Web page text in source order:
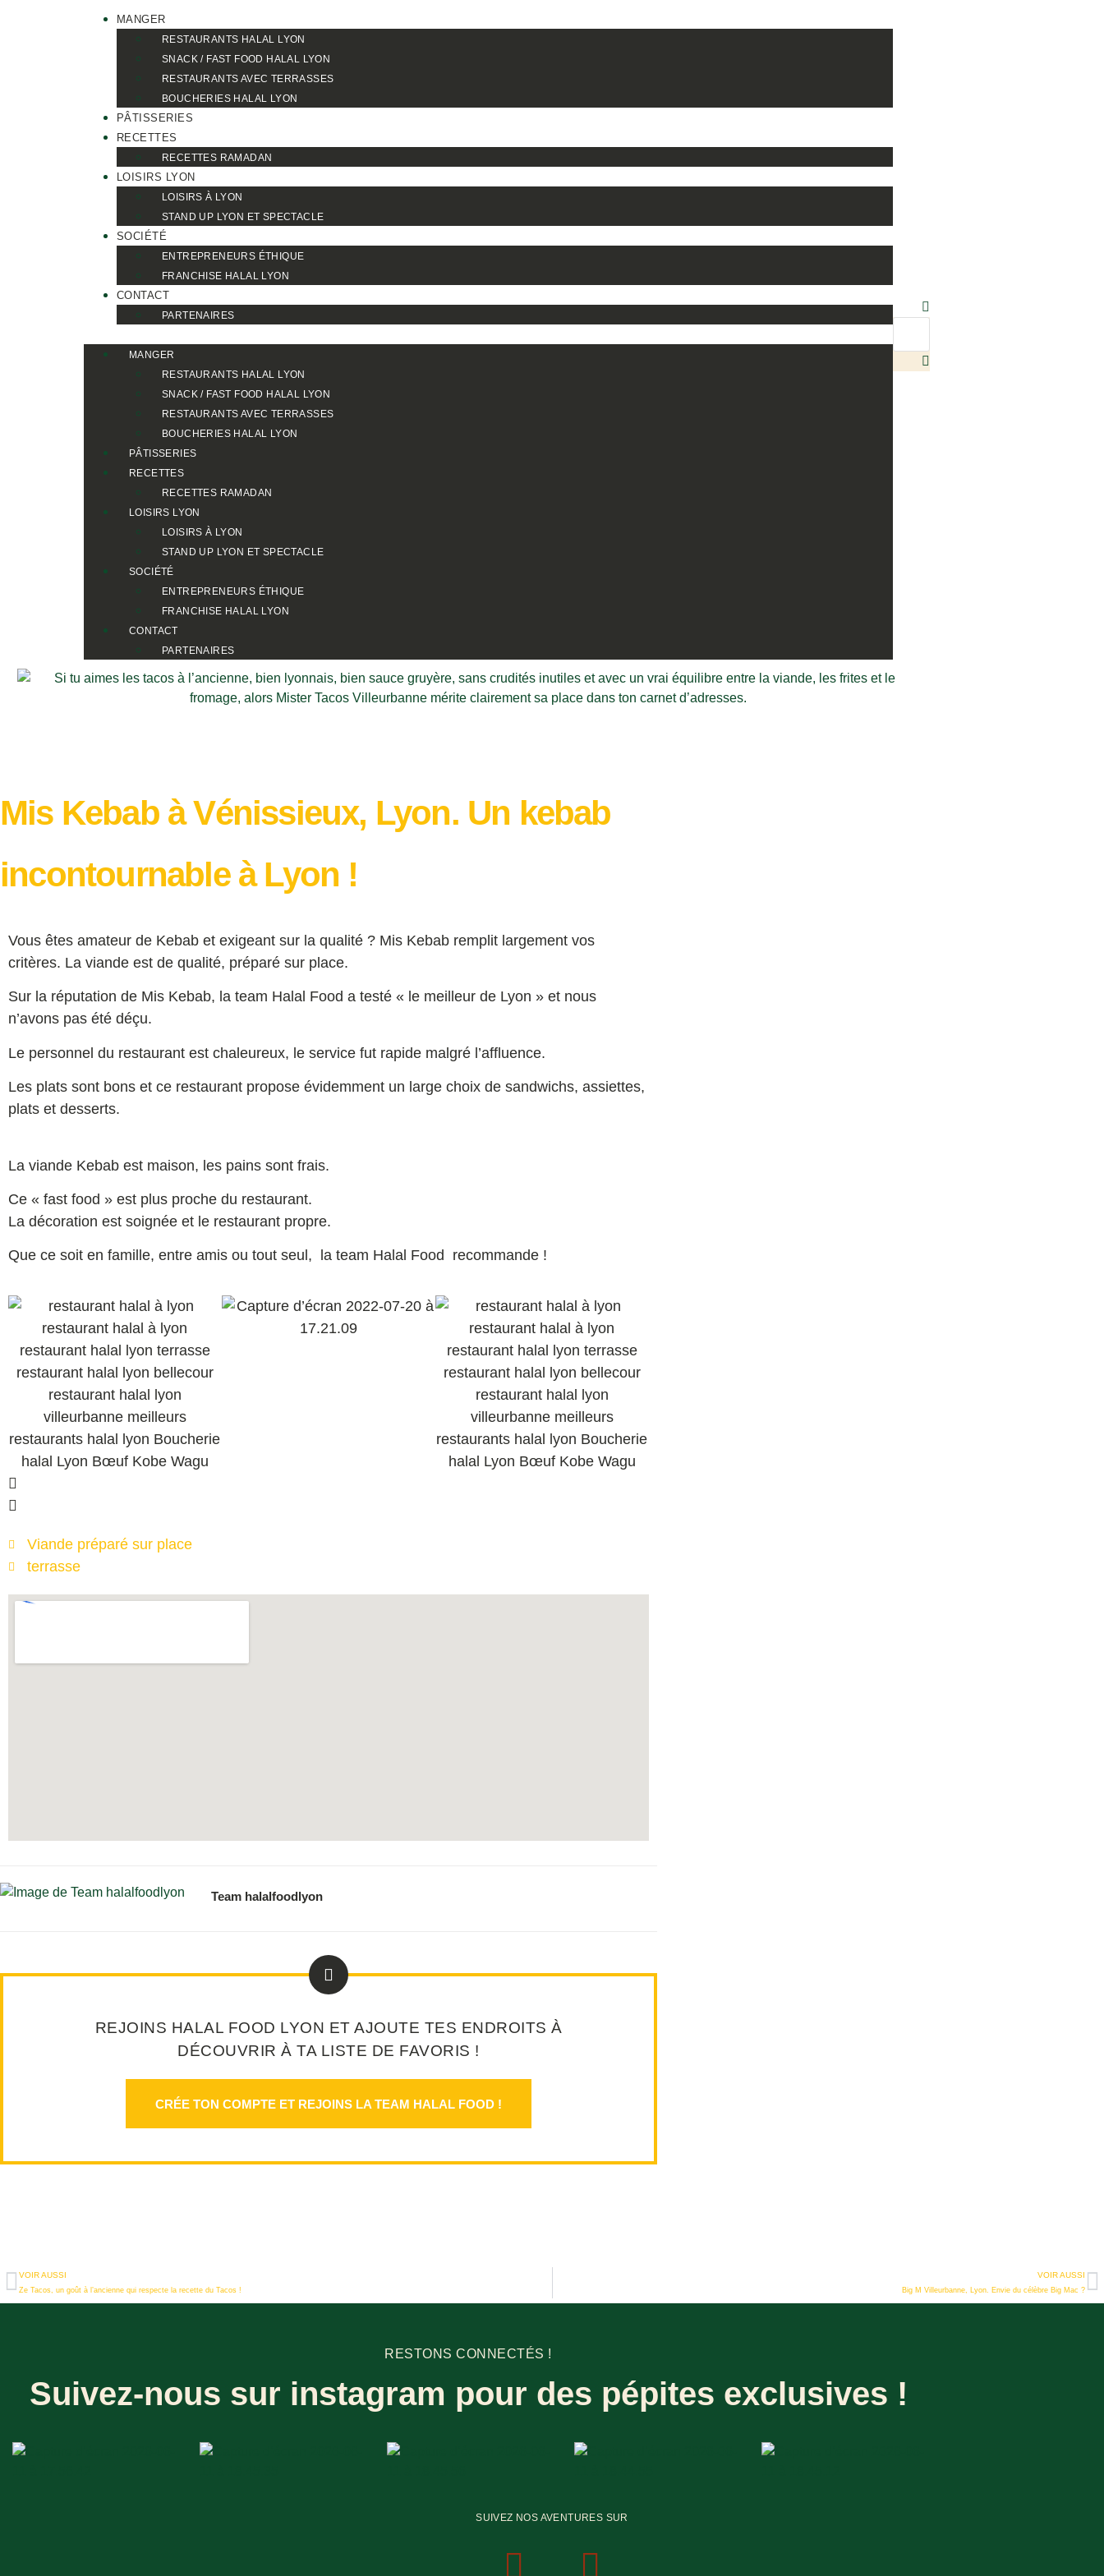
MANGER
RESTAURANTS HALAL LYON
SNACK / FAST FOOD HALAL LYON
RESTAURANTS AVEC TERRASSES
BOUCHERIES HALAL LYON
PÂTISSERIES
RECETTES
RECETTES RAMADAN
LOISIRS LYON
LOISIRS À LYON
STAND UP LYON ET SPECTACLE
SOCIÉTÉ
ENTREPRENEURS ÉTHIQUE
FRANCHISE HALAL LYON
CONTACT
PARTENAIRES
MANGER
RESTAURANTS HALAL LYON
SNACK / FAST FOOD HALAL LYON
RESTAURANTS AVEC TERRASSES
BOUCHERIES HALAL LYON
PÂTISSERIES
RECETTES
RECETTES RAMADAN
LOISIRS LYON
LOISIRS À LYON
STAND UP LYON ET SPECTACLE
SOCIÉTÉ
ENTREPRENEURS ÉTHIQUE
FRANCHISE HALAL LYON
CONTACT
PARTENAIRES
Mis Kebab à Vénissieux, Lyon. Un kebab
incontournable à Lyon !
Vous êtes amateur de Kebab et exigeant sur la qualité ? Mis Kebab remplit largement vos
critères. La viande est de qualité, préparé sur place.
Sur la réputation de Mis Kebab, la team Halal Food a testé « le meilleur de Lyon » et nous
n’avons pas été déçu.
Le personnel du restaurant est chaleureux, le service fut rapide malgré l’affluence.
Les plats sont bons et ce restaurant propose évidemment un large choix de sandwichs, assiettes,
plats et desserts.
La viande Kebab est maison, les pains sont frais.
Ce « fast food » est plus proche du restaurant.
La décoration est soignée et le restaurant propre.
Que ce soit en famille, entre amis ou tout seul, la team Halal Food recommande !
Viande préparé sur place
terrasse
Team halalfoodlyon
REJOINS HALAL FOOD LYON ET AJOUTE TES ENDROITS À
DÉCOUVRIR À TA LISTE DE FAVORIS !
CRÉE TON COMPTE ET REJOINS LA TEAM HALAL FOOD !
VOIR AUSSI
Ze Tacos, un goût à l’ancienne qui respecte la recette du Tacos !
VOIR AUSSI
Big M Villeurbanne, Lyon. Envie du célèbre Big Mac ?
RESTONS CONNECTÉS !
Suivez-nous sur instagram pour des pépites exclusives !
SUIVEZ NOS AVENTURES SUR